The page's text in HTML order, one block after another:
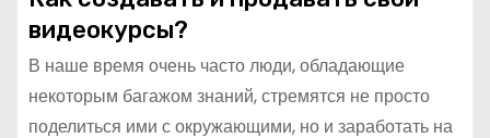
видеокурсы?
В наше время очень часто люди, обладающие
некоторым багажом знаний, стремятся не просто
поделиться ими с окружающими, но и заработать на